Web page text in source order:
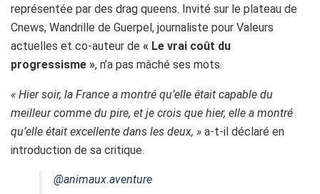
représentée par des drag queens. Invité sur le plateau de
Cnews, Wandrille de Guerpel, journaliste pour Valeurs
actuelles et co-auteur de « Le vrai coût du
progressisme », n’a pas mâché ses mots.
« Hier soir, la France a montré qu’elle était capable du
meilleur comme du pire, et je crois que hier, elle a montré
qu’elle était excellente dans les deux, » a-t-il déclaré en
introduction de sa critique.
@animaux.aventure